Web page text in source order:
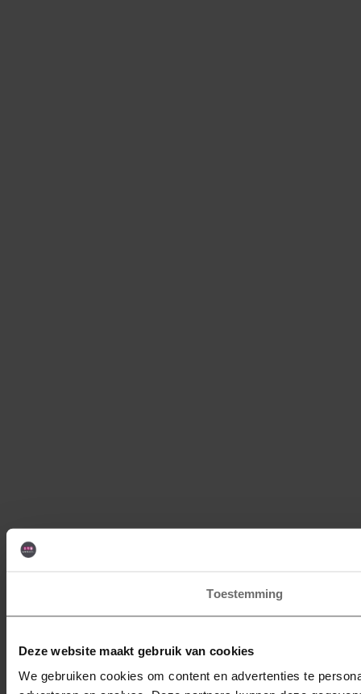
Toestemming
Deze website maakt gebruik van cookies
We gebruiken cookies om content en advertenties te